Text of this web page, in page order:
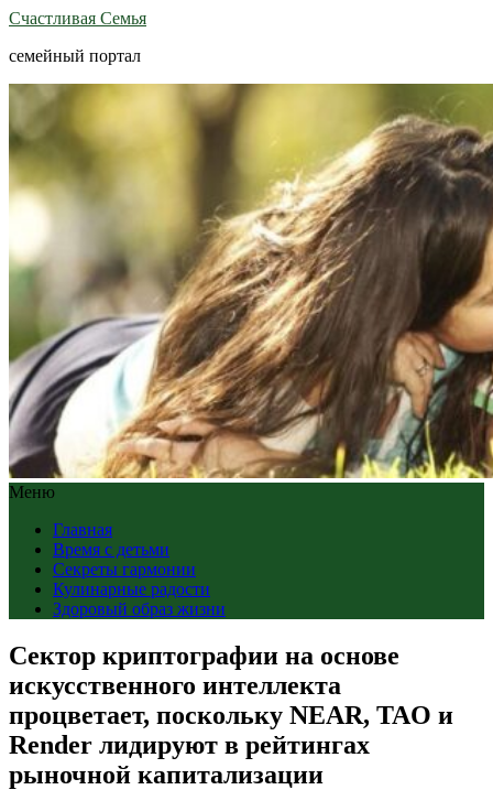
Счастливая Семья
семейный портал
Меню
Главная
Время с детьми
Секреты гармонии
Кулинарные радости
Здоровый образ жизни
Сектор криптографии на основе
искусственного интеллекта
процветает, поскольку NEAR, TAO и
Render лидируют в рейтингах
рыночной капитализации